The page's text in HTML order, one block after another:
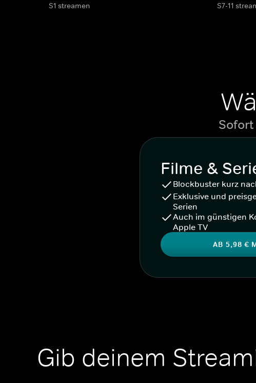
S1 streamen S7-11
Filme &
Blockbuster kurz
Exklusive und
Serien
Auch im günstigen
Apple TV
AB 5,98 €
Gib deinem